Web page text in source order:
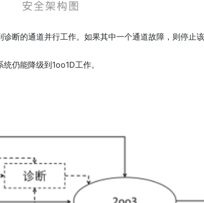
断的通道并行工作。如果其中一个通道故障，则停止
仍能降级到1oo1D工作。